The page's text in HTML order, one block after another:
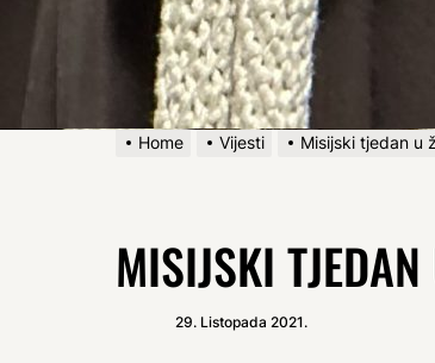
Home Vijesti Misijski tjedan u
MISIJSKI
29. Listopada 2021.